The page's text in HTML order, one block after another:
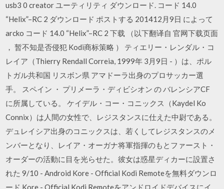
usb3 0 creator ユーティリティ ダウンロード. コード 14.0
“Helix”–RC 2 ダウンロード ポストする 201412月9日 によって
arcko コード 14.0 “Helix”–RC 2 下载 （以下翻译自 官网下载页面
， 暂不知是否侵犯 Kodi商标策略 ） ティエリー・レンダル・コ
レイア（Thierry Rendall Correia, 1999年 3月9日 - ）は、ポル
トガル共和国 リスボン県 アマドーラ出身のプロサッカー選
手。 スペイン ・ プリメーラ・ディビシオン の バレンシアCF
に所属している。 ケイデル・コー・コニックス（Kaydel Ko
Connix）は人間の女性で、レジスタンスに仕えた中尉である。
デュレイシア出身のコニックスは、若くしてレジスタンスのメ
ンバーとなり、レイア・オーガナ将軍指揮のもとファースト・
オーダーの活動に目を光らせた。彼女は惑星ディカーに設置さ
れた 9/10 - Android Kore - Official Kodi Remoteを無料ダウンロ
ード Kore - Official Kodi Remoteをアンドロイドデバイスにイ